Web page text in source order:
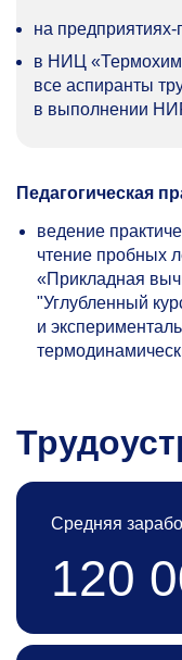
на предприятиях-
в НИЦ
все аспиранты
в выполнении
Педагогическая
ведение
чтение пробных
«Прикладная
"Углубленный
и
Средняя
120